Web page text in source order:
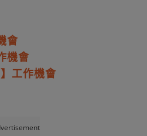
會
機會
工作機會